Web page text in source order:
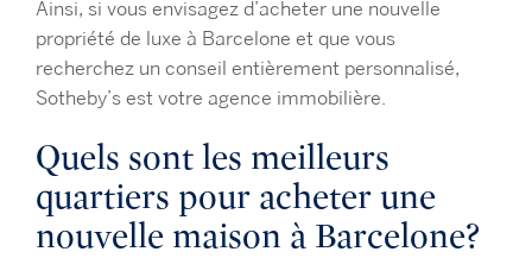
Ainsi, si vous envisagez d’acheter une nouvelle
propriété de luxe à Barcelone et que vous
recherchez un conseil entièrement personnalisé,
Sotheby’s est votre agence immobilière.
Quels sont les meilleurs
quartiers pour acheter une
nouvelle maison à Barcelone?